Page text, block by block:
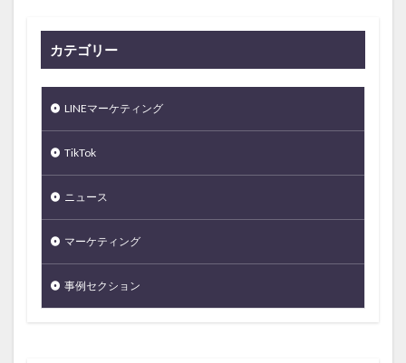
カテゴリー
LINEマーケティング
TikTok
ニュース
マーケティング
事例セクション